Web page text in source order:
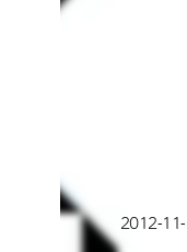
2012-